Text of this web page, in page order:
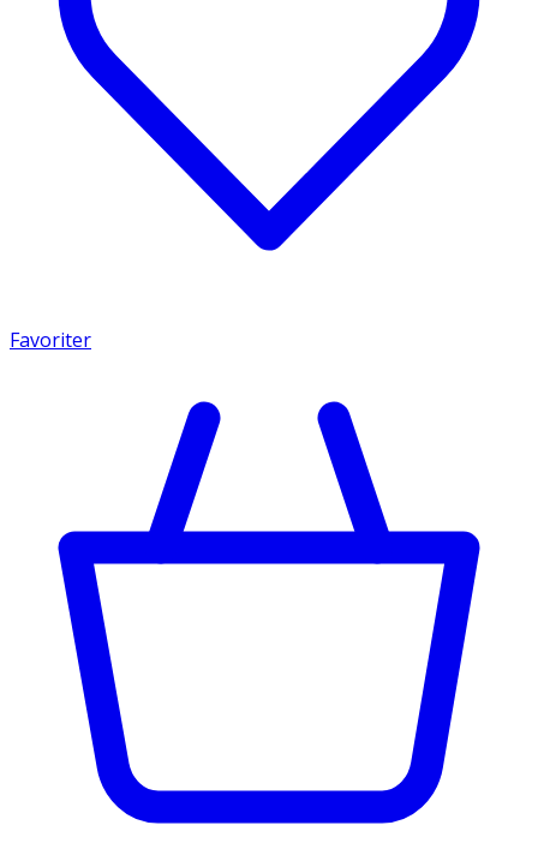
Favoriter